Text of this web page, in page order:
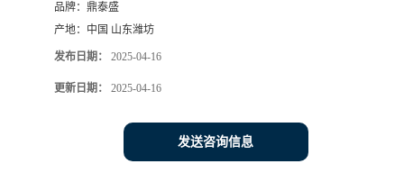
品牌： 鼎泰盛
产地： 中国 山东潍坊
发布日期： 2025-04-16
更新日期： 2025-04-16
发送咨询信息